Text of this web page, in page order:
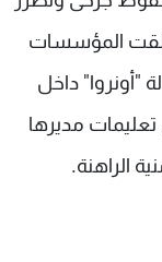
المؤسسات
"أونروا" داخل
تعليمات مديرها
الراهنة.